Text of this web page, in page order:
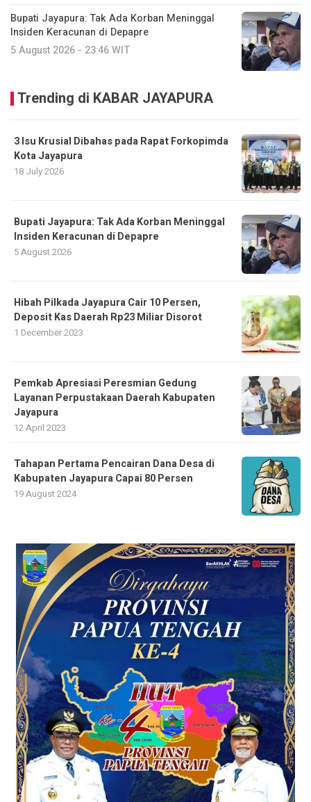
Bupati Jayapura: Tak Ada Korban Meninggal
Insiden Keracunan di Depapre
5 August 2026 - 23:46 WIT
Trending di KABAR JAYAPURA
3 Isu Krusial Dibahas pada Rapat Forkopimda
Kota Jayapura
18 July 2026
Bupati Jayapura: Tak Ada Korban Meninggal
Insiden Keracunan di Depapre
5 August 2026
Hibah Pilkada Jayapura Cair 10 Persen,
Deposit Kas Daerah Rp23 Miliar Disorot
1 December 2023
Pemkab Apresiasi Peresmian Gedung
Layanan Perpustakaan Daerah Kabupaten
Jayapura
12 April 2023
Tahapan Pertama Pencairan Dana Desa di
Kabupaten Jayapura Capai 80 Persen
19 August 2024